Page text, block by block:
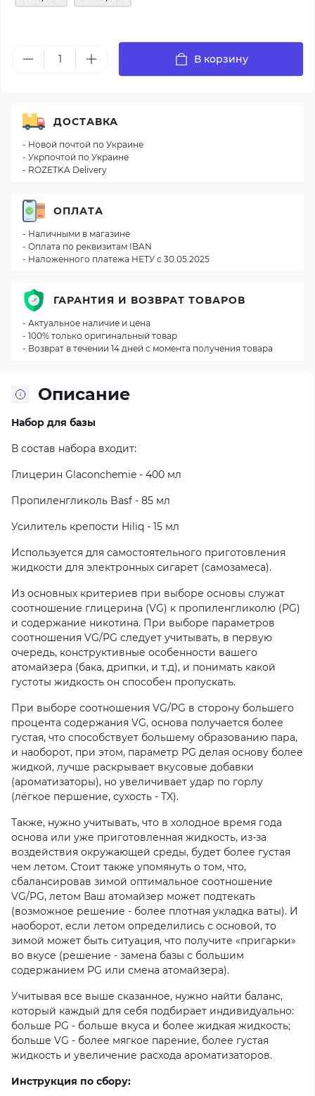
В корзину
Описание
Набор для базы
В состав набора входит:
Глицерин Glaconchemie - 400 мл
Пропиленгликоль Basf - 85 мл
Усилитель крепости Hiliq - 15 мл
Используется для самостоятельного приготовления
жидкости для электронных сигарет (самозамеса).
Из основных критериев при выборе основы служат
соотношение глицерина (VG) к пропиленгликолю (PG)
и содержание никотина. При выборе параметров
соотношения VG/PG следует учитывать, в первую
очередь, конструктивные особенности вашего
атомайзера (бака, дрипки, и т.д), и понимать какой
густоты жидкость он способен пропускать.
При выборе соотношения VG/PG в сторону большего
процента содержания VG, основа получается более
густая, что способствует большему образованию пара,
и наоборот, при этом, параметр PG делая основу более
жидкой, лучше раскрывает вкусовые добавки
(ароматизаторы), но увеличивает удар по горлу
(лёгкое першение, сухость - TX).
Также, нужно учитывать, что в холодное время года
основа или уже приготовленная жидкость, из-за
воздействия окружающей среды, будет более густая
чем летом. Стоит также упомянуть о том, что,
сбалансировав зимой оптимальное соотношение
VG/PG, летом Ваш атомайзер может подтекать
(возможное решение - более плотная укладка ваты). И
наоборот, если летом определились с основой, то
зимой может быть ситуация, что получите «пригарки»
во вкусе (решение - замена базы с большим
содержанием PG или смена атомайзера).
Учитывая все выше сказанное, нужно найти баланс,
который каждый для себя подбирает индивидуально:
больше PG - больше вкуса и более жидкая жидкость;
больше VG - более мягкое парение, более густая
жидкость и увеличение расхода ароматизаторов.
Инструкция по сбору:
ДОСТАВКА
- Новой почтой по Украине
- Укрпочтой по Украине
- ROZETKA Delivery
ОПЛАТА
- Наличными в магазине
- Оплата по реквизитам IBAN
- Наложенного платежа НЕТУ с 30.05.2025
ГАРАНТИЯ И ВОЗВРАТ ТОВАРОВ
- Актуальное наличие и цена
- 100% только оригинальный товар
- Возврат в течении 14 дней с момента получения товара